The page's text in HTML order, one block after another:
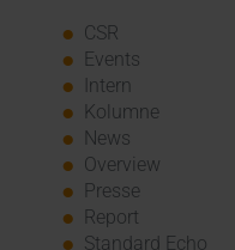
CSR
Events
Intern
Kolumne
News
Overview
Presse
Report
Standard Echo